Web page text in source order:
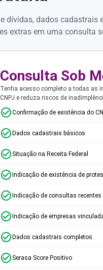
dívidas, dados cadastrais
extras em uma consulta
Consulta Sob
Tenha acesso completo a todas as
CNPJ e reduza riscos de
Confirmação de existência do
Dados cadastrais básicos
Situação na Receita Federal
Indicação de existência de
Indicação de consultas recentes
Indicação de empresas
Dados cadastrais completos
Serasa Score Positivo